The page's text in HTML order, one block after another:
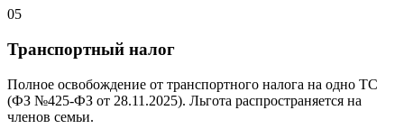
05
Транспортный налог
Полное освобождение от транспортного налога на одно ТС
(ФЗ №425-ФЗ от 28.11.2025). Льгота распространяется на
членов семьи.